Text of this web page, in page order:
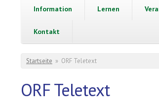
Information Lernen
Kontakt
Sie sind hier
Startseite » ORF Teletext
ORF Teletext